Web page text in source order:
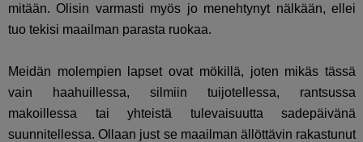
mitään. Olisin varmasti myös jo menehtynyt nälkään, ellei
tuo tekisi maailman parasta ruokaa.
Meidän molempien lapset ovat mökillä, joten mikäs tässä
vain haahuillessa, silmiin tuijotellessa, rantsussa
makoillessa tai yhteistä tulevaisuutta sadepäivänä
suunnitellessa. Ollaan just se maailman ällöttävin rakastunut